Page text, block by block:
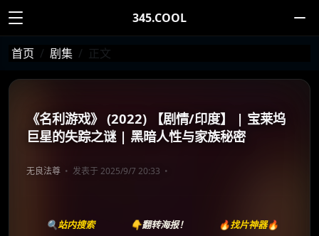
345.COOL
首页 剧集 正文
《名利游戏》 (2022) 【剧情/印度】 | 宝莱坞
巨星的失踪之谜 | 黑暗人性与家族秘密
无良法尊 发表于 2025/9/7 20:33
🔍站内搜索 👇翻转海报！ 🔥找片神器🔥